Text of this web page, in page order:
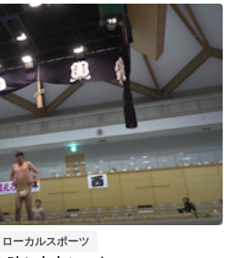
ローカルスポーツ